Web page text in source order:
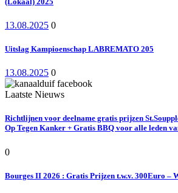
13.08.2025 0
Uitslag Kampioenschap LABREMATO 205
13.08.2025 0
Laatste Nieuws
Richtlijnen voor deelname gratis prijzen
Op Tegen Kanker + Gratis BBQ voor alle leden
0
Bourges II 2026 : Gratis Prijzen t.w.v. 300Euro –